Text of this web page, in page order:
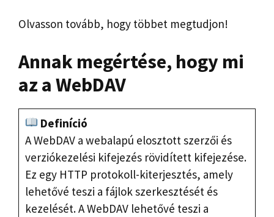
Olvasson tovább, hogy többet megtudjon!
Annak megértése, hogy mi
az a WebDAV
Definíció
A WebDAV a webalapú elosztott szerzői és
verziókezelési kifejezés rövidített kifejezése.
Ez egy HTTP protokoll-kiterjesztés, amely
lehetővé teszi a fájlok szerkesztését és
kezelését. A WebDAV lehetővé teszi a